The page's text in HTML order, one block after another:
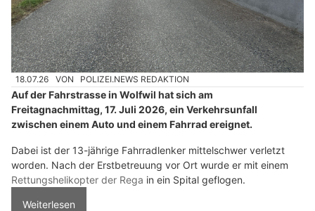
18.07.26 VON POLIZEI.NEWS REDAKTION
Auf der Fahrstrasse in Wolfwil hat sich am
Freitagnachmittag, 17. Juli 2026, ein Verkehrsunfall
zwischen einem Auto und einem Fahrrad ereignet.
Dabei ist der 13-jährige Fahrradlenker mittelschwer verletzt
worden. Nach der Erstbetreuung vor Ort wurde er mit einem
Rettungshelikopter der Rega in ein Spital geflogen.
Weiterlesen